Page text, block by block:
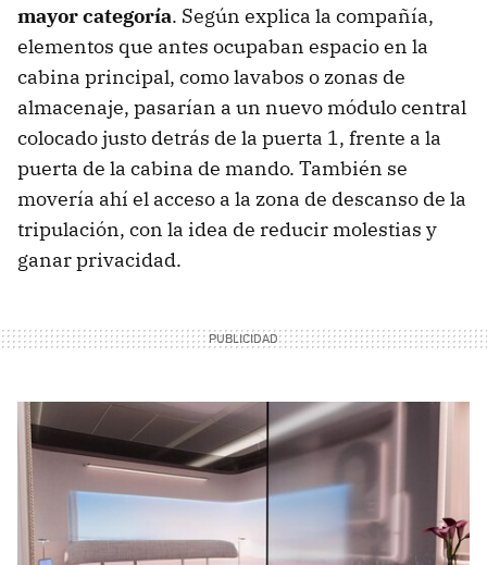
mayor categoría. Según explica la compañía,
elementos que antes ocupaban espacio en la
cabina principal, como lavabos o zonas de
almacenaje, pasarían a un nuevo módulo central
colocado justo detrás de la puerta 1, frente a la
puerta de la cabina de mando. También se
movería ahí el acceso a la zona de descanso de la
tripulación, con la idea de reducir molestias y
ganar privacidad.